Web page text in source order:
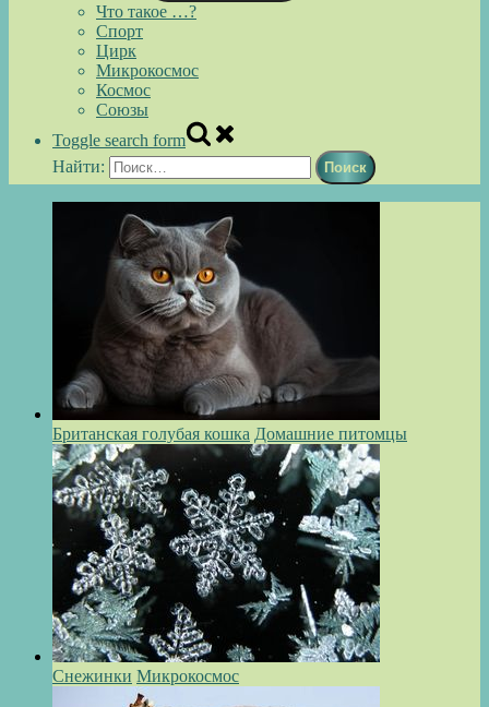
Что такое …?
Спорт
Цирк
Микрокосмос
Космос
Союзы
Toggle search form
Найти:
Британская голубая кошка Домашние питомцы
Снежинки Микрокосмос